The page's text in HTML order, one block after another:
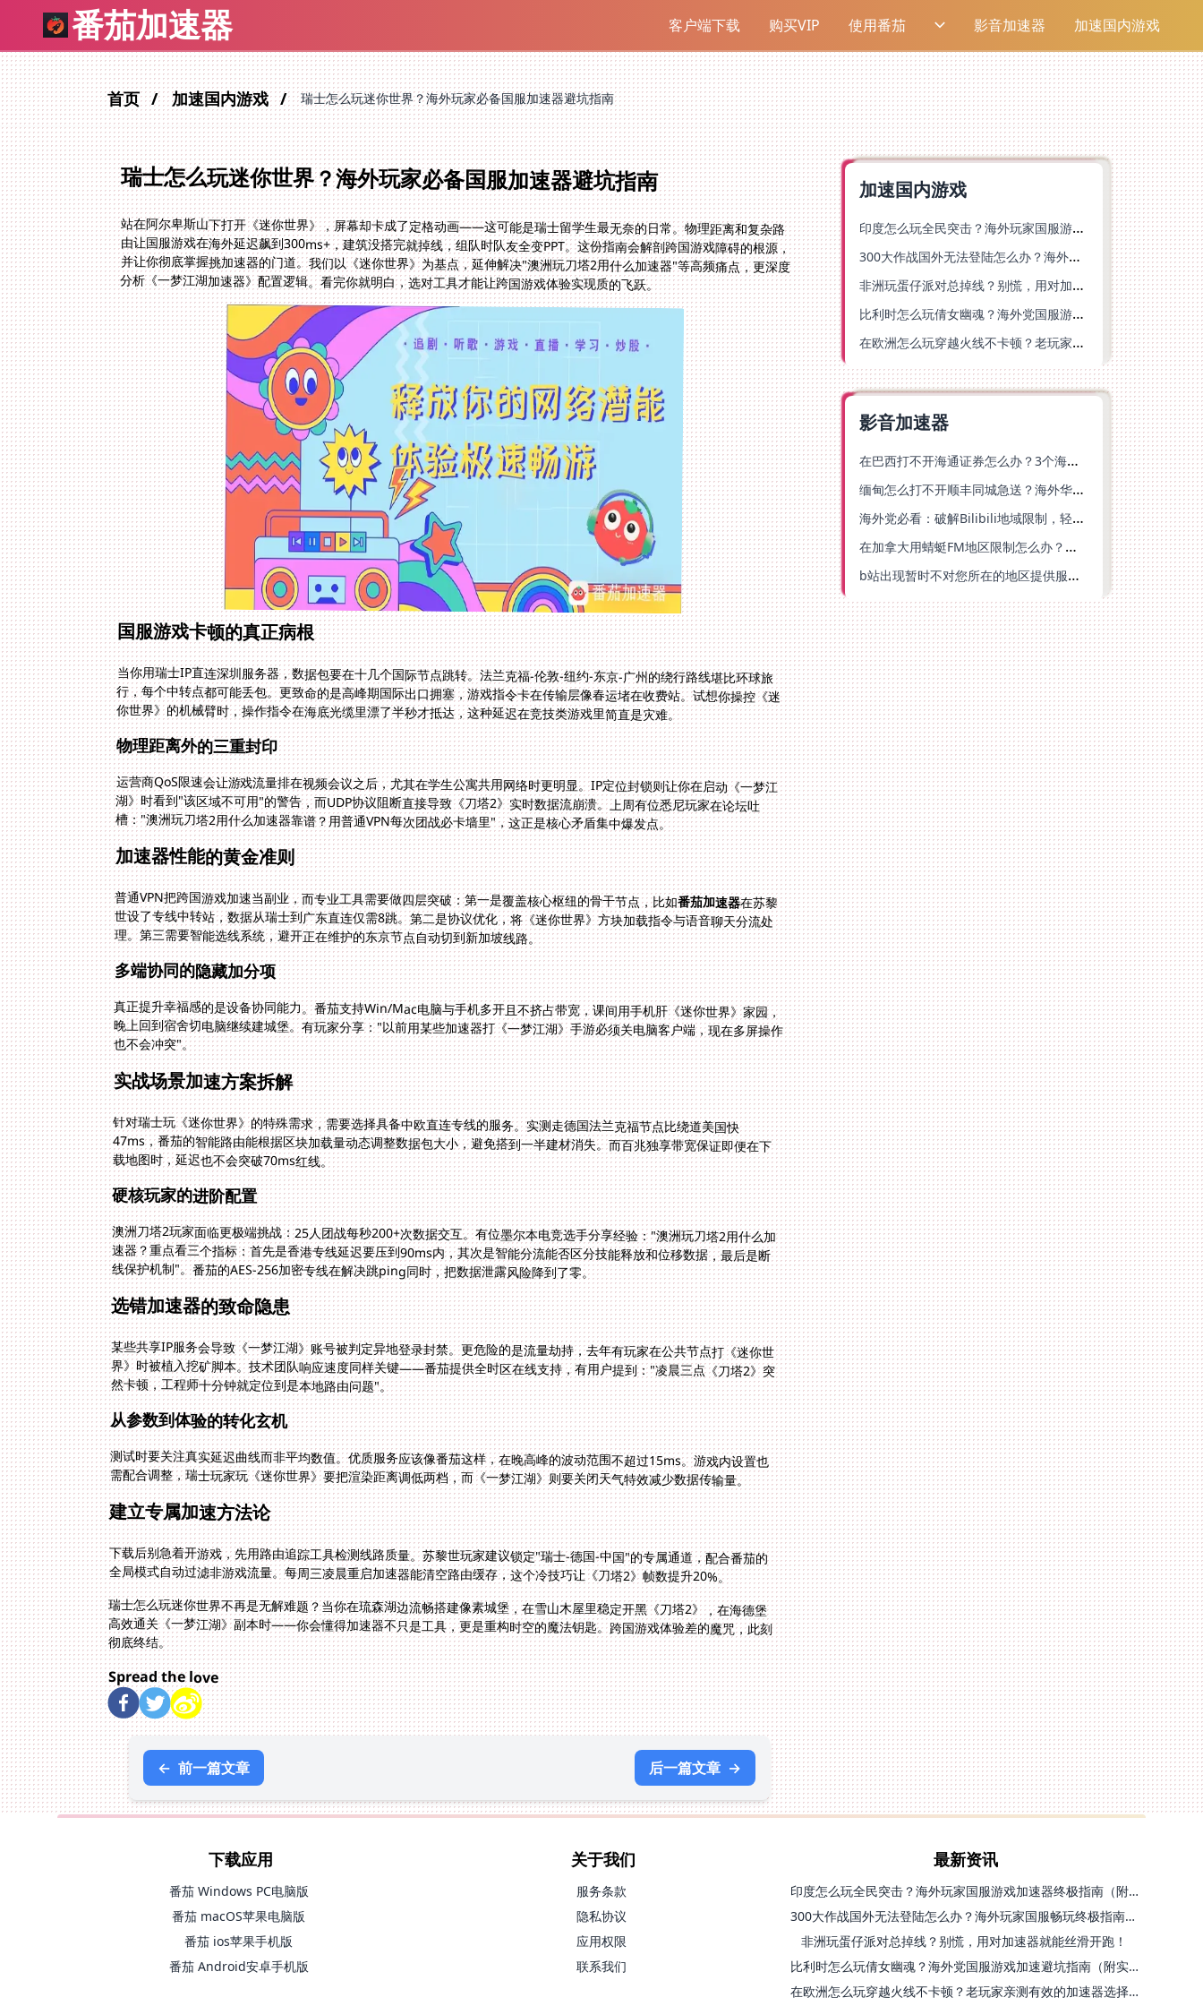
番茄加速器 客户端下载 购买VIP 使用番茄 影音加速器 加速国内游戏
首页 加速国内游戏 瑞士怎么玩迷你世界？海外玩家必备国服加速器避坑指南
瑞士怎么玩迷你世界？海外玩家必备国服加速器避坑指南
站在阿尔卑斯山下打开《迷你世界》，屏幕却卡成了定格动画——这可能是瑞士留学生最无奈的日常。物理距离和复杂路
由让国服游戏在海外延迟飙到300ms+，建筑没搭完就掉线，组队时队友全变PPT。这份指南会解剖跨国游戏障碍的根源，
并让你彻底掌握挑加速器的门道。我们以《迷你世界》为基点，延伸解决"澳洲玩刀塔2用什么加速器"等高频痛点，更深度
分析《一梦江湖加速器》配置逻辑。看完你就明白，选对工具才能让跨国游戏体验实现质的飞跃。
国服游戏卡顿的真正病根
当你用瑞士IP直连深圳服务器，数据包要在十几个国际节点跳转。法兰克福-伦敦-纽约-东京-广州的绕行路线堪比环球旅
行，每个中转点都可能丢包。更致命的是高峰期国际出口拥塞，游戏指令卡在传输层像春运堵在收费站。试想你操控《迷
你世界》的机械臂时，操作指令在海底光缆里漂了半秒才抵达，这种延迟在竞技类游戏里简直是灾难。
物理距离外的三重封印
运营商QoS限速会让游戏流量排在视频会议之后，尤其在学生公寓共用网络时更明显。IP定位封锁则让你在启动《一梦江
湖》时看到"该区域不可用"的警告，而UDP协议阻断直接导致《刀塔2》实时数据流崩溃。上周有位悉尼玩家在论坛吐
槽："澳洲玩刀塔2用什么加速器靠谱？用普通VPN每次团战必卡墙里"，这正是核心矛盾集中爆发点。
加速器性能的黄金准则
普通VPN把跨国游戏加速当副业，而专业工具需要做四层突破：第一是覆盖核心枢纽的骨干节点，比如番茄加速器在苏黎
世设了专线中转站，数据从瑞士到广东直连仅需8跳。第二是协议优化，将《迷你世界》方块加载指令与语音聊天分流处
理。第三需要智能选线系统，避开正在维护的东京节点自动切到新加坡线路。
多端协同的隐藏加分项
真正提升幸福感的是设备协同能力。番茄支持Win/Mac电脑与手机多开且不挤占带宽，课间用手机肝《迷你世界》家园，
晚上回到宿舍切电脑继续建城堡。有玩家分享："以前用某些加速器打《一梦江湖》手游必须关电脑客户端，现在多屏操作
也不会冲突"。
实战场景加速方案拆解
针对瑞士玩《迷你世界》的特殊需求，需要选择具备中欧直连专线的服务。实测走德国法兰克福节点比绕道美国快
47ms，番茄的智能路由能根据区块加载量动态调整数据包大小，避免搭到一半建材消失。而百兆独享带宽保证即便在下
载地图时，延迟也不会突破70ms红线。
硬核玩家的进阶配置
澳洲刀塔2玩家面临更极端挑战：25人团战每秒200+次数据交互。有位墨尔本电竞选手分享经验："澳洲玩刀塔2用什么加
速器？重点看三个指标：首先是香港专线延迟要压到90ms内，其次是智能分流能否区分技能释放和位移数据，最后是断
线保护机制"。番茄的AES-256加密专线在解决跳ping同时，把数据泄露风险降到了零。
选错加速器的致命隐患
某些共享IP服务会导致《一梦江湖》账号被判定异地登录封禁。更危险的是流量劫持，去年有玩家在公共节点打《迷你世
界》时被植入挖矿脚本。技术团队响应速度同样关键——番茄提供全时区在线支持，有用户提到："凌晨三点《刀塔2》突
然卡顿，工程师十分钟就定位到是本地路由问题"。
从参数到体验的转化玄机
测试时要关注真实延迟曲线而非平均数值。优质服务应该像番茄这样，在晚高峰的波动范围不超过15ms。游戏内设置也
需配合调整，瑞士玩家玩《迷你世界》要把渲染距离调低两档，而《一梦江湖》则要关闭天气特效减少数据传输量。
建立专属加速方法论
下载后别急着开游戏，先用路由追踪工具检测线路质量。苏黎世玩家建议锁定"瑞士-德国-中国"的专属通道，配合番茄的
全局模式自动过滤非游戏流量。每周三凌晨重启加速器能清空路由缓存，这个冷技巧让《刀塔2》帧数提升20%。
瑞士怎么玩迷你世界不再是无解难题？当你在琉森湖边流畅搭建像素城堡，在雪山木屋里稳定开黑《刀塔2》，在海德堡
高效通关《一梦江湖》副本时——你会懂得加速器不只是工具，更是重构时空的魔法钥匙。跨国游戏体验差的魔咒，此刻
彻底终结。
Spread the love
← 前一篇文章 后一篇文章 →
加速国内游戏
印度怎么玩全民突击？海外玩家国服游戏加速器终极指南（附原神延迟优化+精灵之境加速器选择）
300大作战国外无法登陆怎么办？海外玩家国服畅玩终极指南（附实测推荐）
非洲玩蛋仔派对总掉线？别慌，用对加速器就能丝滑开跑！
比利时怎么玩倩女幽魂？海外党国服游戏加速避坑指南（附实测推荐）
在欧洲怎么玩穿越火线不卡顿？老玩家亲测有效的加速器选择指南
影音加速器
在巴西打不开海通证券怎么办？3个海外生活痛点的统一解决方案
缅甸怎么打不开顺丰同城急送？海外华人必备的回国加速指南（附B站会员游戏解决方案）
海外党必看：破解Bilibili地域限制，轻松追剧听歌还能流畅理财的实用指南
在加拿大用蜻蜓FM地区限制怎么办？海外党亲测有效的回国加速方案
b站出现暂时不对您所在的地区提供服务怎么回事？海外党亲测有效的回国加速方案
下载应用
番茄 Windows PC电脑版
番茄 macOS苹果电脑版
番茄 ios苹果手机版
番茄 Android安卓手机版
关于我们
服务条款
隐私协议
应用权限
联系我们
最新资讯
印度怎么玩全民突击？海外玩家国服游戏加速器终极指南（附原神延迟优化+精灵之境加速器选择）
300大作战国外无法登陆怎么办？海外玩家国服畅玩终极指南（附实测推荐）
非洲玩蛋仔派对总掉线？别慌，用对加速器就能丝滑开跑！
比利时怎么玩倩女幽魂？海外党国服游戏加速避坑指南（附实测推荐）
在欧洲怎么玩穿越火线不卡顿？老玩家亲测有效的加速器选择指南